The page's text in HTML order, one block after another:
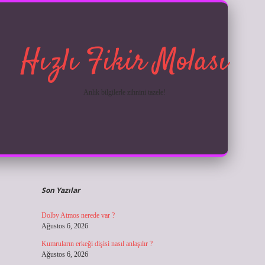
Hızlı Fikir Molası
Anlık bilgilerle zihnini tazele!
Sidebar
Son Yazılar
Dolby Atmos nerede var ?
Ağustos 6, 2026
Kumruların erkeği dişisi nasıl anlaşılır ?
Ağustos 6, 2026